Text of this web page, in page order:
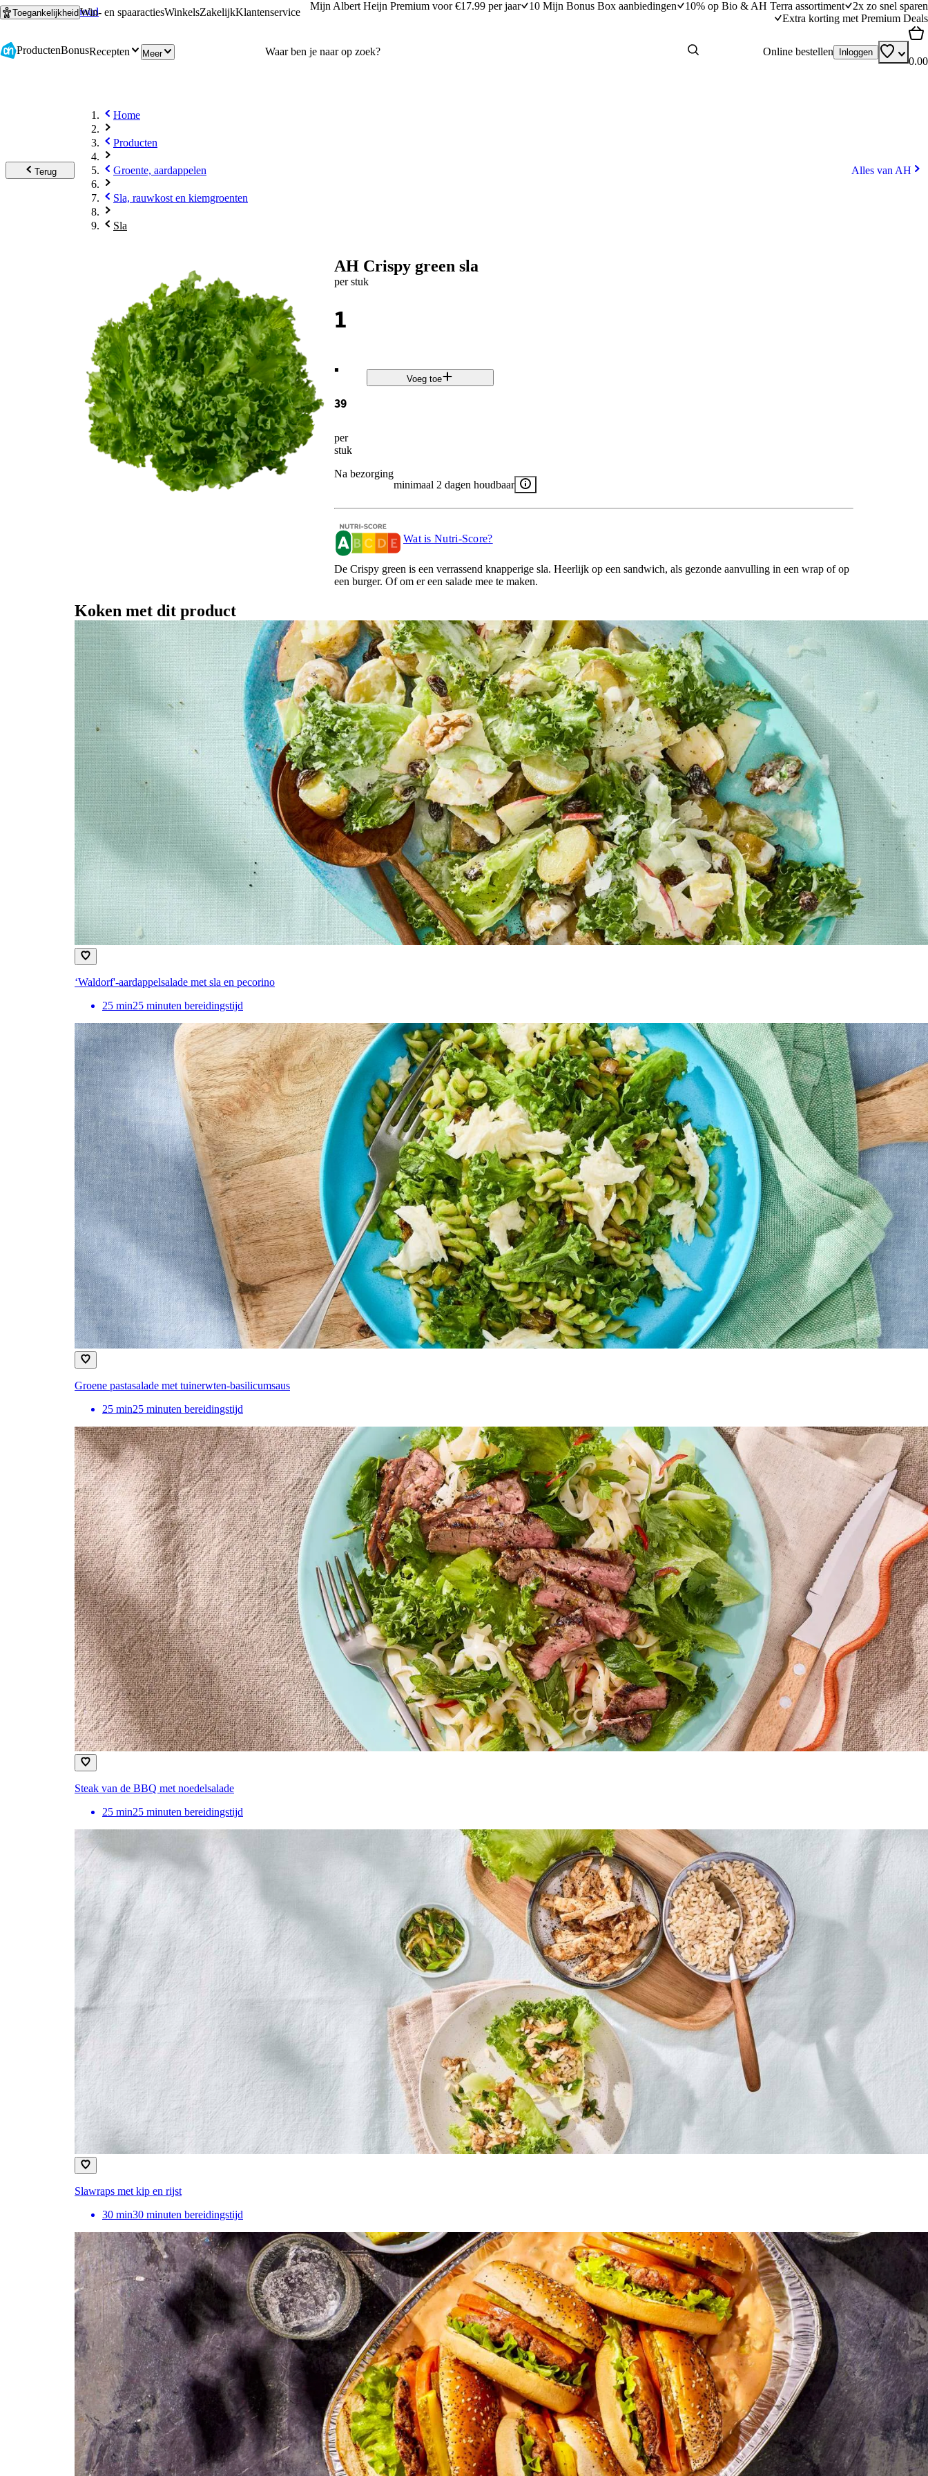
Ga naar hoofdinhoud
Ga naar zoeken
ToegankelijkheidWin- en spaaractiesWinkelsZakelijkKlantenservice
Mijn Albert Heijn Premium voor €17.99 per jaar 10 Mijn Bonus Box aanbiedingen 10% op Bio & AH Terra assortiment
2x zo snel sparen
Extra korting met Premium Deals
ProductenBonusRecepten Meer Online bestellen Inloggen
0.00
Terug
Home
Producten
Groente, aardappelen
Sla, rauwkost en kiemgroenten
Sla
Alles van AH
AH Crispy green sla
per stuk
1
.
39
per
stuk
Voeg toe
Na bezorging
minimaal 2 dagen houdbaar
Wat is Nutri-Score?
De Crispy green is een verrassend knapperige sla. Heerlijk op een sandwich, als gezonde aanvulling in een wrap of op
een burger. Of om er een salade mee te maken.
Koken met dit product
‘Waldorf'-aardappelsalade met sla en pecorino
25 min25 minuten bereidingstijd
Groene pastasalade met tuinerwten-basilicumsaus
25 min25 minuten bereidingstijd
Steak van de BBQ met noedelsalade
25 min25 minuten bereidingstijd
Slawraps met kip en rijst
30 min30 minuten bereidingstijd